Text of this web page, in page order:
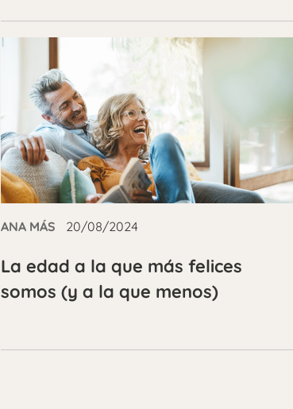
ANA MÁS 20/08/2024
La edad a la que más felices
somos (y a la que menos)